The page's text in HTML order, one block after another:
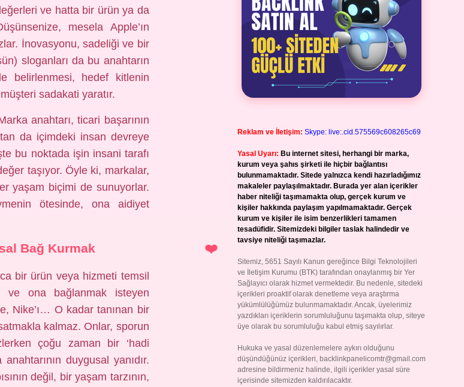
ve hatta bir ürün ya da
mesela Apple’ın
İnovasyonu, sadeliği ve bir
sloganları da bu anahtarın
belirlenmesi, hedef kitlenin
sadakati yaratır.
anahtarı, ticari başarının
da içimdeki insan devreye
bu noktada işin insani tarafı
taşıyor. Öyle ki, markalar,
yaşam biçimi de sunuyorlar.
ötesinde, ona aidiyet
Bağ Kurmak
bir ürün veya hizmeti temsil
ve ona bağlanmak isteyen
Nike’ı… O kadar tanınan bir
kalmaz. Onlar, sporun
çoğu zaman bir ‘hadi
duygusal yanıdır.
değil, bir yaşam tarzının,
Reklam ve İletişim: Skype: live:.cid.575569c608265c69
Yasal Uyarı: Bu internet sitesi, herhangi bir marka,
kurum veya şahıs şirketi ile hiçbir bağlantısı
bulunmamaktadır. Sitede yalnızca kendi hazırladığımız
makaleler paylaşılmaktadır. Burada yer alan içerikler
haber niteliği taşımamakta olup, gerçek kurum ve
kişiler hakkında paylaşım yapılmamaktadır. Gerçek
kurum ve kişiler ile isim benzerlikleri tamamen
tesadüfidir. Sitemizdeki bilgiler taslak halindedir ve
tavsiye niteliği taşımazlar.
Sitemiz, 5651 Sayılı Kanun gereğince Bilgi Teknolojileri
ve İletişim Kurumu (BTK) tarafından onaylanmış bir Yer
Sağlayıcı olarak hizmet vermektedir. Bu nedenle, sitedeki
içerikleri proaktif olarak denetleme veya araştırma
yükümlülüğümüz bulunmamaktadır. Ancak, üyelerimiz
yazdıkları içeriklerin sorumluluğunu taşımakta olup, siteye
üye olarak bu sorumluluğu kabul etmiş sayılırlar.
Hukuka ve yasal düzenlemelere aykırı olduğunu
düşündüğünüz içerikleri, backlinkpanelicomtr@gmail.com
adresine bildirmeniz halinde, ilgili içerikler yasal süre
içerisinde sitemizden kaldırılacaktır.